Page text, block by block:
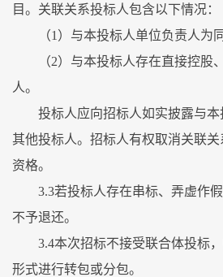
目。关联关系投标人包含以下情况：
（1）与本投标人单位负责人为
（2）与本投标人存在直接控股
人。
投标人应向招标人如实披露与
其他投标人。招标人有权取消关联
资格。
3.3若投标人存在串标、弄虚作
不予退还。
3.4本次招标不接受联合体投标
形式进行转包或分包。